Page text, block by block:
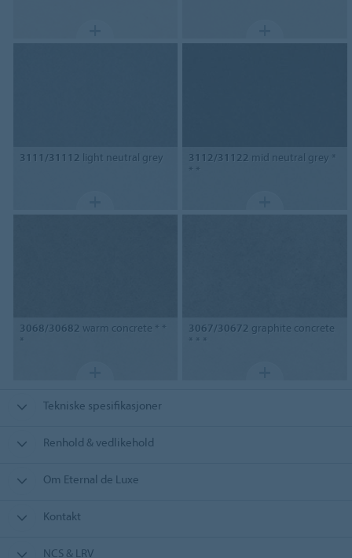
3111/31112 light neutral grey 3112/31122 mid neutral grey *
* *
3068/30682 warm concrete * *
*
3067/30672 graphite concrete
* * *
Tekniske spesifikasjoner
Renhold & vedlikehold
Om Eternal de Luxe
Kontakt
NCS & LRV